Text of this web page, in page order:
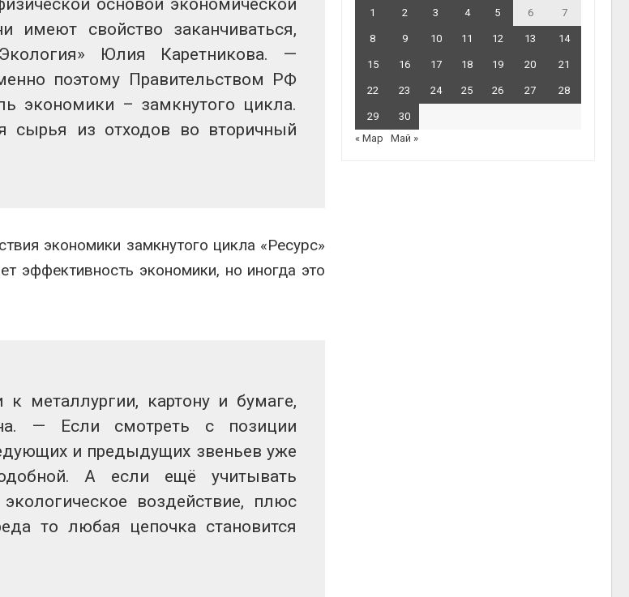
основой экономической
свойство заканчиваться,
Юлия Каретникова. —
поэтому Правительством РФ
экономики – замкнутого цикла.
сырья из отходов во вторичный
экономики замкнутого цикла «Ресурс»
эффективность экономики, но иногда это
металлургии, картону и бумаге,
— Если смотреть с позиции
и предыдущих звеньев уже
А если ещё учитывать
воздействие, плюс
то любая цепочка становится
1 2 3 4 5 6 7
8 9 10 11 12 13 14
15 16 17 18 19 20 21
22 23 24 25 26 27 28
29
30
« Мар
Май »